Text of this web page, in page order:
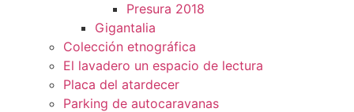
Presura 2018
Gigantalia
Colección etnográfica
El lavadero un espacio de lectura
Placa del atardecer
Parking de autocaravanas